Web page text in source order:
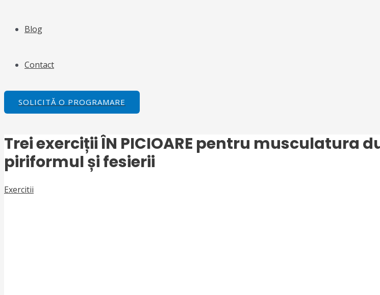
Blog
Contact
SOLICITĂ O PROGRAMARE
Trei exerciții ÎN PICIOARE pentru musculatura
piriformul și fesierii
Exercitii